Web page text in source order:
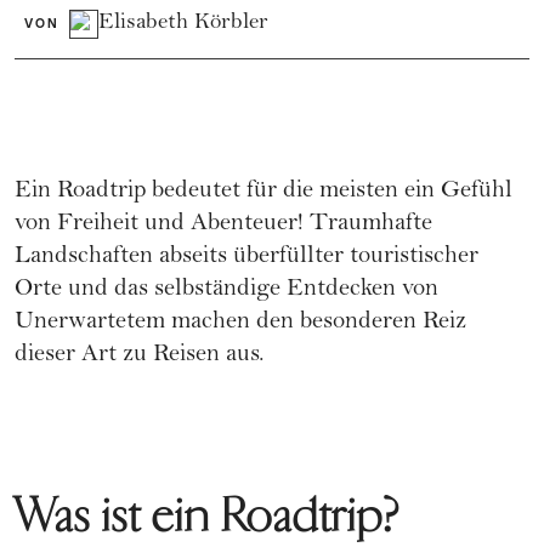
VON Elisabeth Körbler
Ein Roadtrip bedeutet für die meisten ein Gefühl
von Freiheit und Abenteuer! Traumhafte
Landschaften abseits überfüllter touristischer
Orte und das selbständige Entdecken von
Unerwartetem machen den besonderen Reiz
dieser Art zu Reisen aus.
Was ist ein Roadtrip?